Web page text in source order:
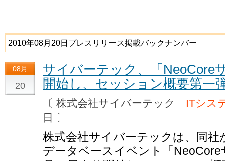
2010年08月20日プレスリリース掲載バックナンバー
08月
20
サイバーテック、「NeoCore
開始し、セッション概要第一
〔 株式会社サイバーテック ITシス
日 〕
株式会社サイバーテックは、同社
データベースイベント「